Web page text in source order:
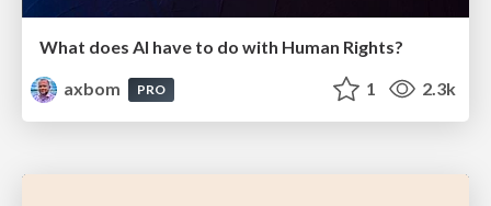
What does AI have to do with Human Rights?
axbom
PRO 1 2.3k